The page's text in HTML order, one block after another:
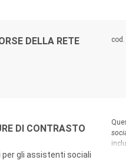
DELLA RETE cod.
DI CONTRASTO
gli assistenti sociali